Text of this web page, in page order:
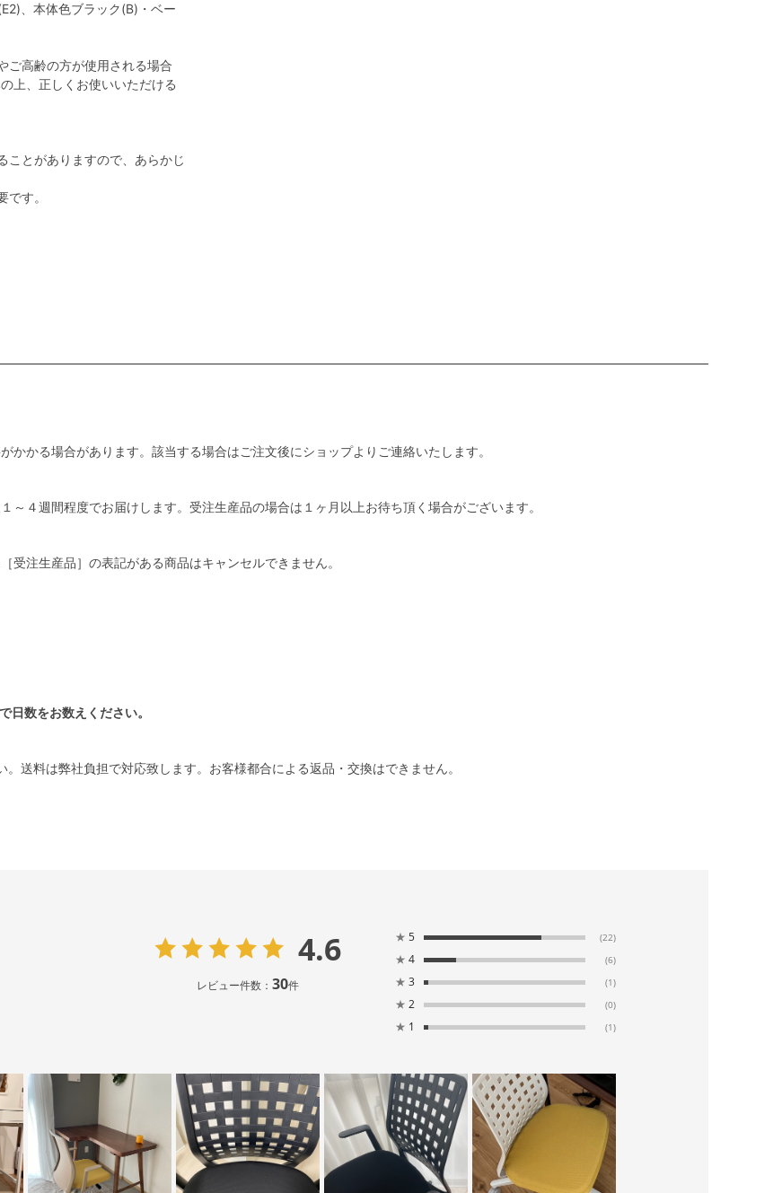
、本体色ブラック(B)・ベー
ご高齢の方が使用される場合
上、正しくお使いいただける
ことがありますので、あらかじ
す。
かる場合があります。該当する場合はご注文後にショップよりご連絡いたします。
４週間程度でお届けします。受注生産品の場合は１ヶ月以上お待ち頂く場合がございます。
注生産品］の表記がある商品はキャンセルできません。
数をお数えください。
送料は弊社負担で対応致します。お客様都合による返品・交換はできません。
4.6
レビュー件数： 30件
★ 5 (22)
★ 4 (6)
★ 3 (1)
★ 2 (0)
★ 1 (1)